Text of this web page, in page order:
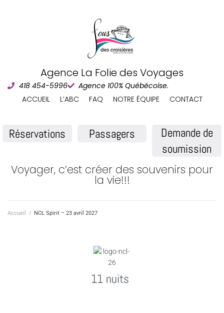
Agence La Folie des Voyages
418 454-5996
Agence 100% Québécoise.
ACCUEIL
L’ABC FAQ NOTRE ÉQUIPE CONTACT
Réservations Passagers
Demande de
soumission
Voyager, c’est créer des souvenirs pour
la vie!!!
Accueil / NCL Spirit – 23 avril 2027
11 nuits